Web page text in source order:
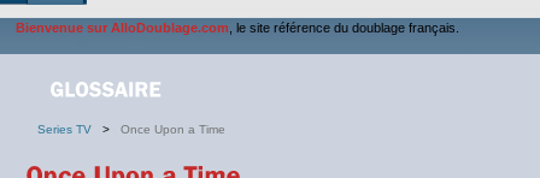
Bienvenue sur AlloDoublage.com , le site référence du doublage français.
Series TV > Once Upon a Time